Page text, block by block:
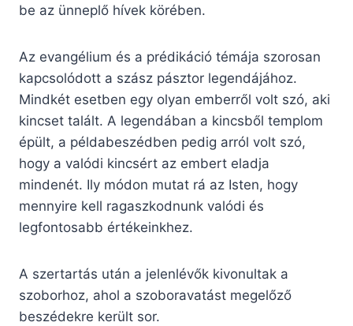
be az ünneplő hívek körében.
Az evangélium és a prédikáció témája szorosan
kapcsolódott a szász pásztor legendájához.
Mindkét esetben egy olyan emberről volt szó, aki
kincset talált. A legendában a kincsből templom
épült, a példabeszédben pedig arról volt szó,
hogy a valódi kincsért az embert eladja
mindenét. Ily módon mutat rá az Isten, hogy
mennyire kell ragaszkodnunk valódi és
legfontosabb értékeinkhez.
A szertartás után a jelenlévők kivonultak a
szoborhoz, ahol a szoboravatást megelőző
beszédekre került sor.